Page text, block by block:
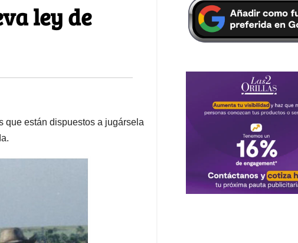
ley de
que están dispuestos a jugársela